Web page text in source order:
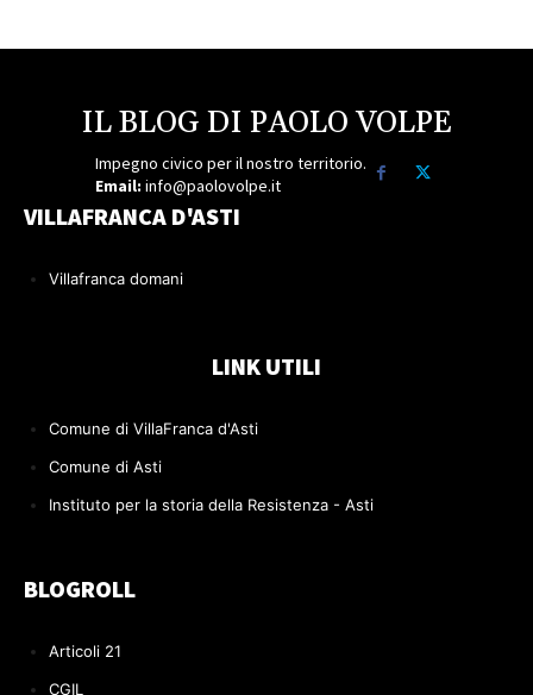
IL BLOG DI PAOLO VOLPE
Impegno civico per il nostro territorio.
Email: info@paolovolpe.it
VILLAFRANCA D'ASTI
Villafranca domani
LINK UTILI
Comune di VillaFranca d'Asti
Comune di Asti
Instituto per la storia della Resistenza - Asti
BLOGROLL
Articoli 21
CGIL